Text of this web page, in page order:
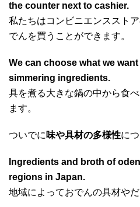
the counter next to cashier.
私たちはコンビニエンススト
でんを買うことができます。
We can choose what we
simmering ingredients.
具を煮る大きな鍋の中から食
ます。
ついでに 味や具材の多様性に
Ingredients and broth of
regions in Japan.
地域によっておでんの具材やだ